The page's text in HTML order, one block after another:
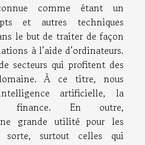
comme étant un
et autres techniques
le but de traiter de façon
à l’aide d’ordinateurs.
secteurs qui profitent des
À ce titre, nous
artificielle, la
finance. En outre,
grande utilité pour les
sorte, surtout celles qui